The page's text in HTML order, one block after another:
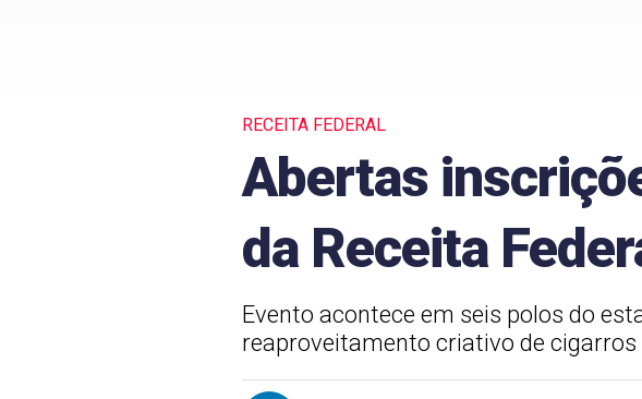
RECEITA FEDERAL
Abertas
da Receita
Evento acontece em seis polos do
reaproveitamento criativo de